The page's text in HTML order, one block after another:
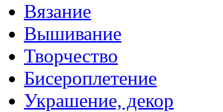
Вязание
Вышивание
Творчество
Бисероплетение
Украшение, декор